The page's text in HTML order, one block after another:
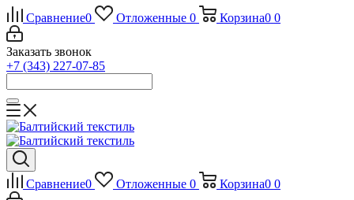
Сравнение0 Отложенные 0 Корзина0 0
Заказать звонок
+7 (343) 227-07-85
Сравнение0 Отложенные 0 Корзина0 0